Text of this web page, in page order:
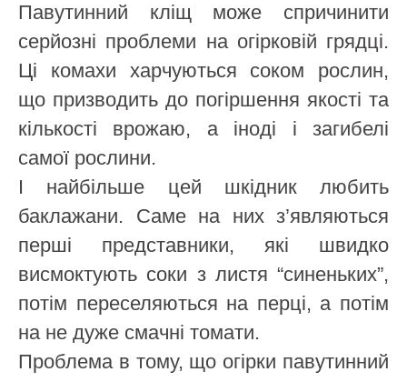
Павутинний кліщ може спричинити
серйозні проблеми на огірковій грядці.
Ці комахи харчуються соком рослин,
що призводить до погіршення якості та
кількості врожаю, а іноді і загибелі
самої рослини.
І найбільше цей шкідник любить
баклажани. Саме на них з’являються
перші представники, які швидко
висмоктують соки з листя “синеньких”,
потім переселяються на перці, а потім
на не дуже смачні томати.
Проблема в тому, що огірки павутинний